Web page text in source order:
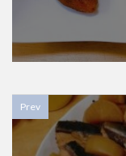
Prev